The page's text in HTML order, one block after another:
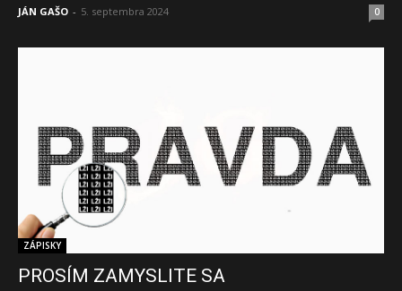
JÁN GAŠO - 5. septembra 2024 0
ZÁPISKY
PROSÍM ZAMYSLITE SA